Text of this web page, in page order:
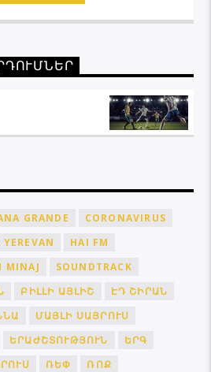
աշխարհի կիզակետում։
GRANDE
CORONAVIRUS
HAI FM
MINAJ
SOUNDTRACK
ԲԻԼԼԻ ԱՅԼԻՇ
ԷԴ ՇԻՐԱՆ
ՄԱՅԼԻ ՍԱՅՐՈՒՍ
ԵՐԱԺՇՏՈՒԹՅՈՒՆ
ԵՐԳ
ՌԵՓ
ՌՈՔ